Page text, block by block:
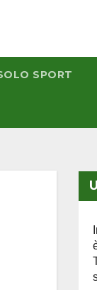
SPORT